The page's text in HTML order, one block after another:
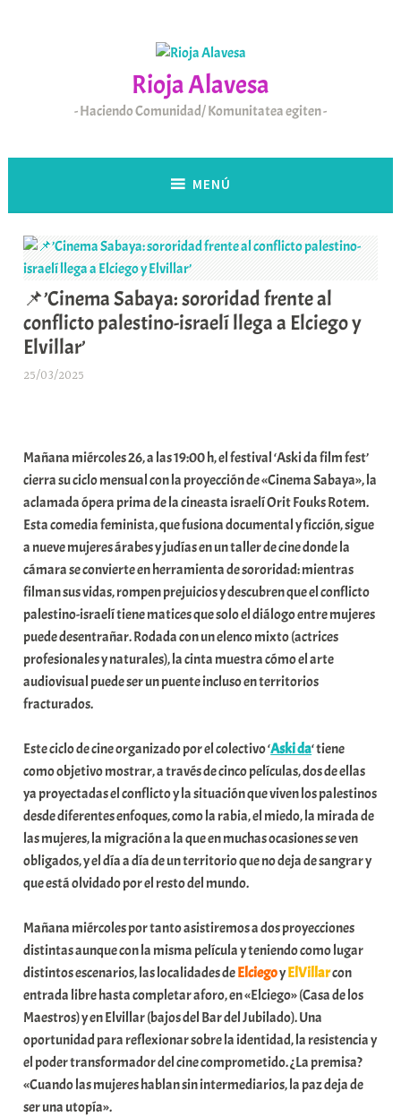
Rioja Alavesa
Haciendo Comunidad/ Komunitatea egiten
MENÚ
📌’Cinema Sabaya: sororidad frente al
conflicto palestino-israelí llega a Elciego y
Elvillar’
25/03/2025
a
r
E
r
r
i
o
x
a
K
o
n
i
t
a
t
e
a
Mañana miércoles 26, a las 19:00 h, el festival ‘Aski da film fest’
cierra su ciclo mensual con la proyección de «Cinema Sabaya», la
aclamada ópera prima de la cineasta israelí Orit Fouks Rotem.
Esta comedia feminista, que fusiona documental y ficción, sigue
a nueve mujeres árabes y judías en un taller de cine donde la
cámara se convierte en herramienta de sororidad: mientras
filman sus vidas, rompen prejuicios y descubren que el conflicto
palestino-israelí tiene matices que solo el diálogo entre mujeres
puede desentrañar. Rodada con un elenco mixto (actrices
profesionales y naturales), la cinta muestra cómo el arte
audiovisual puede ser un puente incluso en territorios
fracturados.
Este ciclo de cine organizado por el colectivo ‘Aski da‘ tiene
como objetivo mostrar, a través de cinco películas, dos de ellas
ya proyectadas el conflicto y la situación que viven los palestinos
desde diferentes enfoques, como la rabia, el miedo, la mirada de
las mujeres, la migración a la que en muchas ocasiones se ven
obligados, y el día a día de un territorio que no deja de sangrar y
que está olvidado por el resto del mundo.
Mañana miércoles por tanto asistiremos a dos proyecciones
distintas aunque con la misma película y teniendo como lugar
distintos escenarios, las localidades deElciegoyElVillarcon
entrada libre hasta completar aforo, en «Elciego» (Casa de los
Maestros) y en Elvillar (bajos del Bar del Jubilado). Una
oportunidad para reflexionar sobre la identidad, la resistencia y
el poder transformador del cine comprometido. ¿La premisa?
«Cuando las mujeres hablan sin intermediarios, la paz deja de
ser una utopía».